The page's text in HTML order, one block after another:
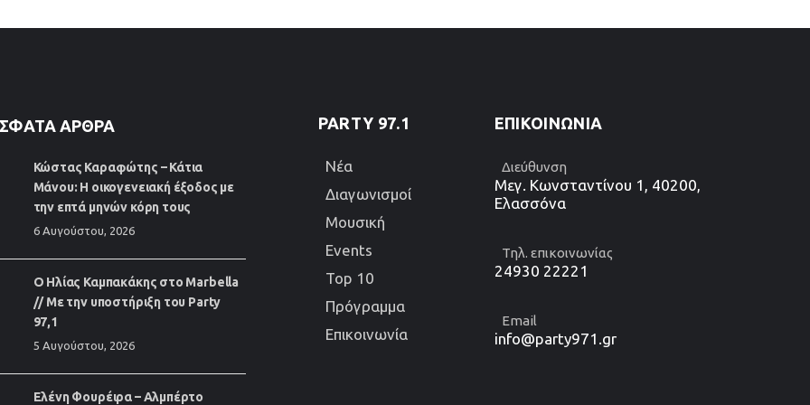
ΆΡΘΡΑ
Κώστας Καραφώτης – Κάτια
Μάνου: Η οικογενειακή έξοδος με
την επτά μηνών κόρη τους
6 Αυγούστου, 2026
Ο Ηλίας Καμπακάκης στο Marbella
// Με την υποστήριξη του Party
97,1
5 Αυγούστου, 2026
Ελένη Φουρέιρα – Αλμπέρτο
PARTY 97.1
Νέα
Διαγωνισμοί
Μουσική
Events
Top 10
Πρόγραμμα
Επικοινωνία
ΕΠΙΚΟΙΝΩΝΊΑ
Διεύθυνση
Μεγ. Κωνσταντίνου 1, 40200,
Ελασσόνα
Τηλ. επικοινωνίας
24930 22221
Email
info@party971.gr